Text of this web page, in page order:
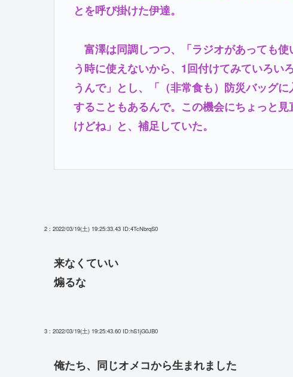
とを呼び掛けた伊達。
富澤は同調しつつ、「ラジオがあっても
う時に使えないから、1回付けてみていろい
うんで」とし、「（非常食も）防災バッグ
することもあるんで。この機会にちょっと
けどね」と、補足していた。
2 : 2022/03/19(土) 19:25:33.43 ID:4TcNbrqS0
来なくていい
煽るな
3 : 2022/03/19(土) 19:25:43.60 ID:hS1jG0JB0
俺たち、同じオメコから生まれました